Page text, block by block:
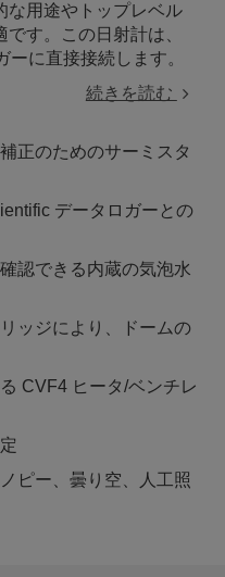
な用途やトップレベル
す。この日射計は、
に直接接続します。
続きを読む
正のためのサーミスタ
データロガーとの
認できる内蔵の気泡水
ッジにより、ドームの
CVF4 ヒータ/ベンチレ
ピー、曇り空、人工照